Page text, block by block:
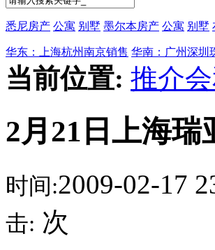
悉尼房产 公寓 别墅 墨尔本房产 公寓 别墅
华东：上海杭州南京销售 华南：广州深圳
当前位置: 推介
2月21日上海
时间:2009-02-17
击: 次